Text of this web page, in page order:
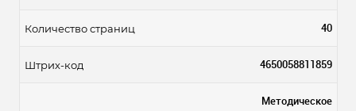
Количество страниц 40
Штрих-код 4650058811859
Методическое